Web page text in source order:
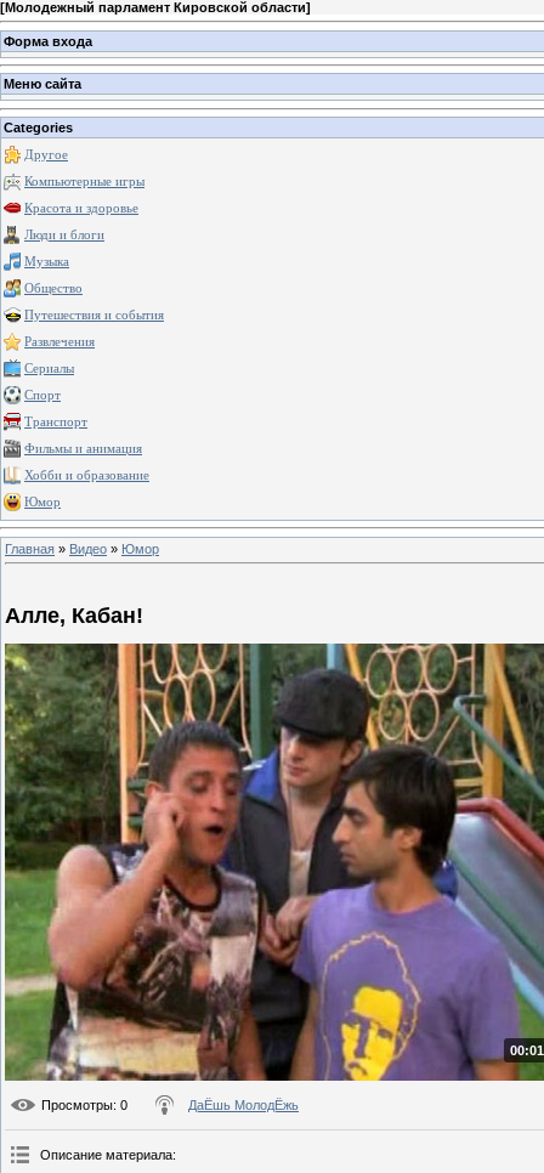
[Молодежный парламент Кировской области]
Форма входа
Меню сайта
Categories
Другое
Компьютерные игры
Красота и здоровье
Люди и блоги
Музыка
Общество
Путешествия и события
Развлечения
Сериалы
Спорт
Транспорт
Фильмы и анимация
Хобби и образование
Юмор
Главная » Видео » Юмор
Алле, Кабан!
Просмотры: 0 ДаЁшь МолодЁжь
Описание материала: